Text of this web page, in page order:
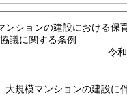
ンションの建設における保
議に関する条例
令
大規模マンションの建設に